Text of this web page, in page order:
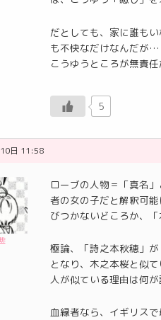
だとしても、家に誰も
も不快なだけなんだが…
こうゆうところが無責
5
日 11:58
ローブの人物＝「真名
者の女の子だと解釈可
びつかないどころか、
極論、「詩之本秋穂」
となり、木之本桜と似
人が似ている理由は何
血縁者なら、イギリス